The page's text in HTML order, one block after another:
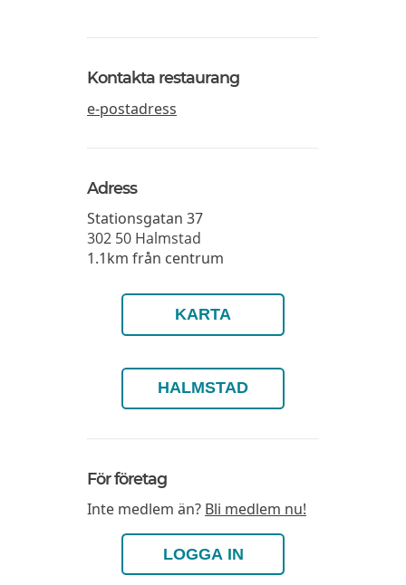
Kontakta restaurang
e-postadress
Adress
Stationsgatan 37
302 50 Halmstad
1.1km från centrum
KARTA
HALMSTAD
För företag
Inte medlem än? Bli medlem nu!
LOGGA IN